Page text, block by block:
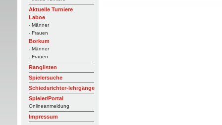
Aktuelle Turniere
Laboe
- Männer
- Frauen
Borkum
- Männer
- Frauen
Ranglisten
Spielersuche
Schiedsrichter-lehrgänge
Spieler/Portal
Onlineanmeldung
Impressum